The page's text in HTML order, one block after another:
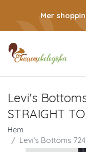
Mer
Levi's
STRAIGHT
Hem
Levi's Bottoms 724